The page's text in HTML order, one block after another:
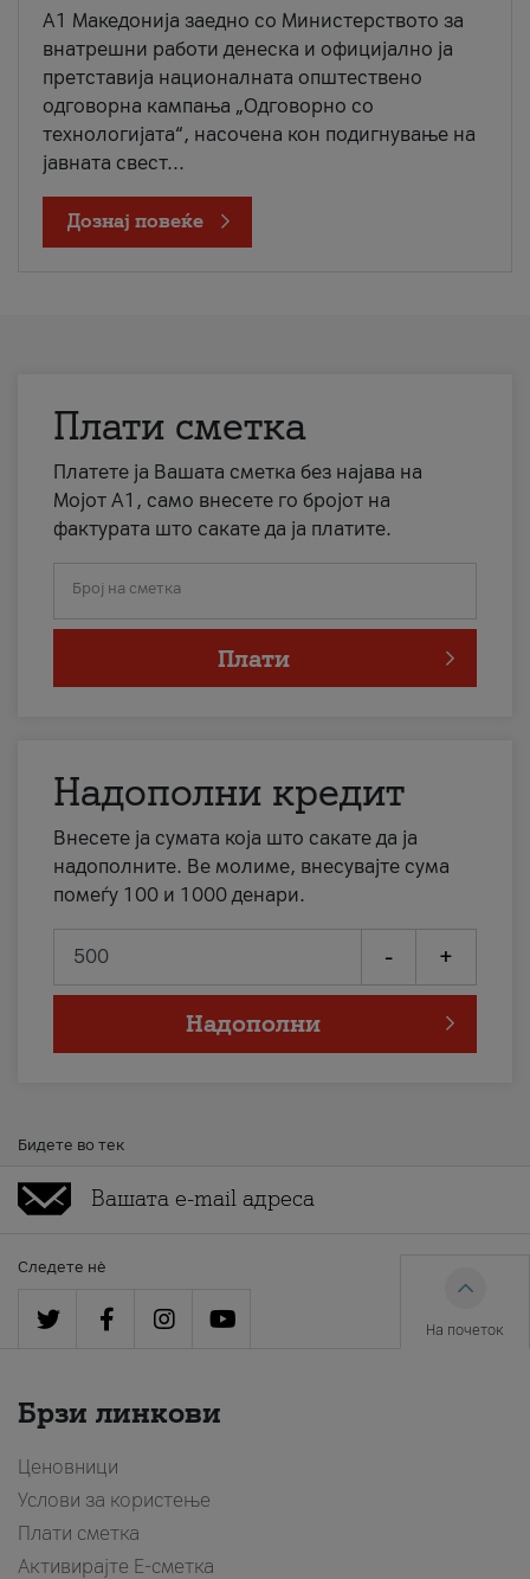
A1 Македонија заедно со Министерството за
внатрешни работи денеска и официјално ја
претставија националната општествено
одговорна кампања „Одговорно со
технологијата“, насочена кон подигнување на
јавната свест...
Дознај повеќе
Плати сметка
Платете ја Вашата сметка без најава на
Мојот А1, само внесете го бројот на
фактурата што сакате да ја платите.
Број на сметка
Плати
Надополни кредит
Внесете ја сумата која што сакате да ја
надополните. Ве молиме, внесувајте сума
помеѓу 100 и 1000 денари.
- +
Надополни
Бидете во тек
Следете нè
На почеток
Брзи линкови
Ценовници
Услови за користење
Плати сметка
Активирајте Е-сметка